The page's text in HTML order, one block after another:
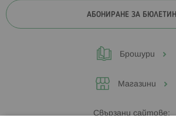
АБОНИРАНЕ ЗА БЮЛЕТИН
Брошури
Магазини
Свързани сайтове: